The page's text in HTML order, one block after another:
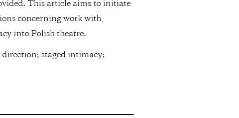
This article aims to initiate
concerning work with
into Polish theatre.
staged intimacy;